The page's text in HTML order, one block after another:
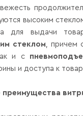
высоким
для выдачи
стеклом , причем
и с
и доступа к